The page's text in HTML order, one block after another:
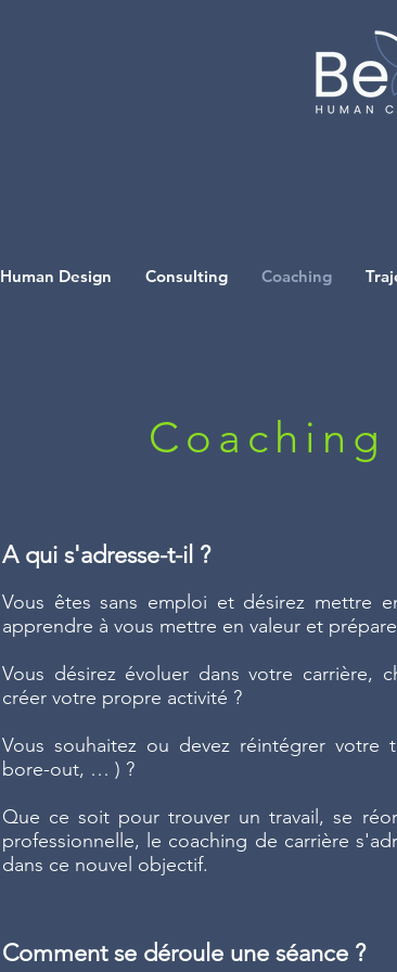
Human Design Consulting Coaching
A qui s'adresse-t-il ?
Vous êtes sans emploi et désirez mettre
apprendre à vous mettre en valeur et
Vous désirez évoluer dans votre carrière,
créer votre propre activité ?
Vous souhaitez ou devez réintégrer votre
bore-out, … ) ?
Que ce soit pour trouver un travail, se
professionnelle, le coaching de carrière
dans ce nouvel objectif.
Comment se déroule une séance ?